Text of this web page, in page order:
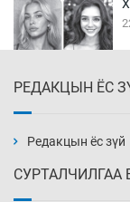
РЕДАКЦЫН ЁС
Редакцын ёс зүй